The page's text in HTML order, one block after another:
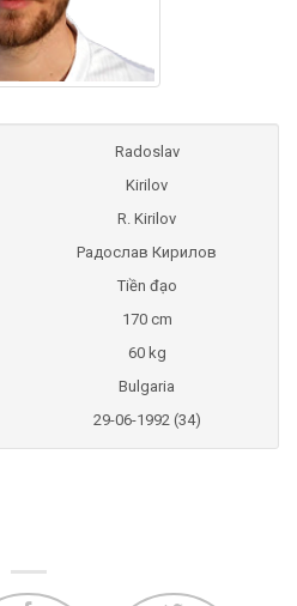
Radoslav
Kirilov
R. Kirilov
Радослав Кирилов
Tiền đạo
170 cm
60 kg
Bulgaria
29-06-1992 (34)